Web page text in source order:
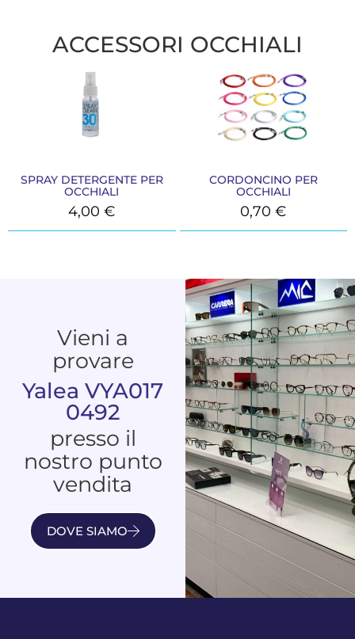
ACCESSORI OCCHIALI
SPRAY DETERGENTE PER
OCCHIALI
4,00€
CORDONCINO PER
OCCHIALI
0,70€
Vieni a
provare
Yalea VYA017
0492
presso il
nostro punto
vendita
DOVE SIAMO